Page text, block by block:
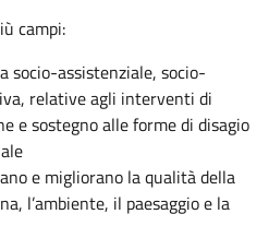
campi:
socio-assistenziale, socio-
relative agli interventi di
e sostegno alle forme di disagio
e migliorano la qualità della
l’ambiente, il paesaggio e la